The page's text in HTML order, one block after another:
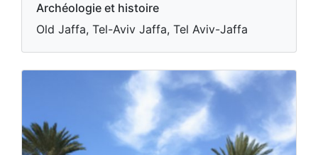
Archéologie et histoire
Old Jaffa, Tel-Aviv Jaffa, Tel Aviv-Jaffa